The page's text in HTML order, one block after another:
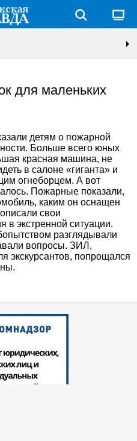
для маленьких
детям о пожарной
Больше всего юных
красная машина, не
в салоне «гиганта» и
огнеборцем. А вот
Пожарные показали,
каким он оснащен
свои
в экстренной ситуации.
разглядывали
вопросы. ЗИЛ,
экскурсантов, попрощался